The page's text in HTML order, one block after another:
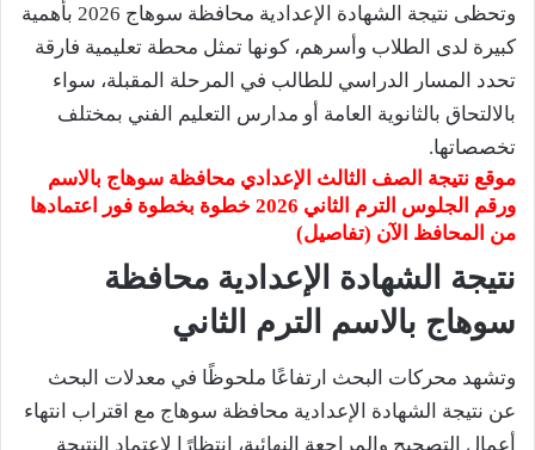
وتحظى نتيجة الشهادة الإعدادية محافظة سوهاج 2026 بأهمية
كبيرة لدى الطلاب وأسرهم، كونها تمثل محطة تعليمية فارقة
تحدد المسار الدراسي للطالب في المرحلة المقبلة، سواء
بالالتحاق بالثانوية العامة أو مدارس التعليم الفني بمختلف
تخصصاتها.
موقع نتيجة الصف الثالث الإعدادي محافظة سوهاج بالاسم
ورقم الجلوس الترم الثاني 2026 خطوة بخطوة فور اعتمادها
من المحافظ الآن (تفاصيل)
نتيجة الشهادة الإعدادية محافظة
سوهاج بالاسم الترم الثاني
وتشهد محركات البحث ارتفاعًا ملحوظًا في معدلات البحث
عن نتيجة الشهادة الإعدادية محافظة سوهاج مع اقتراب انتهاء
أعمال التصحيح والمراجعة النهائية، انتظارًا لاعتماد النتيجة